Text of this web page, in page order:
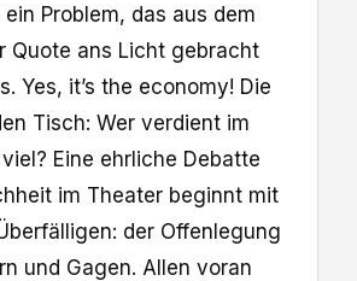
Problem, das aus dem
Quote ans Licht gebracht
Yes, it’s the economy! Die
Tisch: Wer verdient im
Eine ehrliche Debatte
im Theater beginnt mit
der Offenlegung
und Gagen. Allen voran